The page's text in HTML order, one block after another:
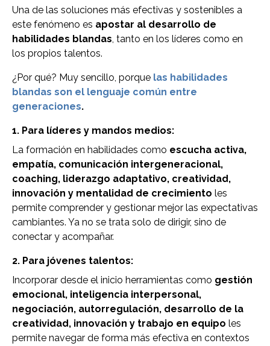
Una de las soluciones más efectivas y sostenibles a
este fenómeno es apostar al desarrollo de
habilidades blandas, tanto en los líderes como en
los propios talentos.
¿Por qué? Muy sencillo, porque las habilidades
blandas son el lenguaje común entre
generaciones.
1. Para líderes y mandos medios:
La formación en habilidades como escucha activa,
empatía, comunicación intergeneracional,
coaching, liderazgo adaptativo, creatividad,
innovación y mentalidad de crecimiento les
permite comprender y gestionar mejor las expectativas
cambiantes. Ya no se trata solo de dirigir, sino de
conectar y acompañar.
2. Para jóvenes talentos:
Incorporar desde el inicio herramientas como gestión
emocional, inteligencia interpersonal,
negociación, autorregulación, desarrollo de la
creatividad, innovación y trabajo en equipo les
permite navegar de forma más efectiva en contextos